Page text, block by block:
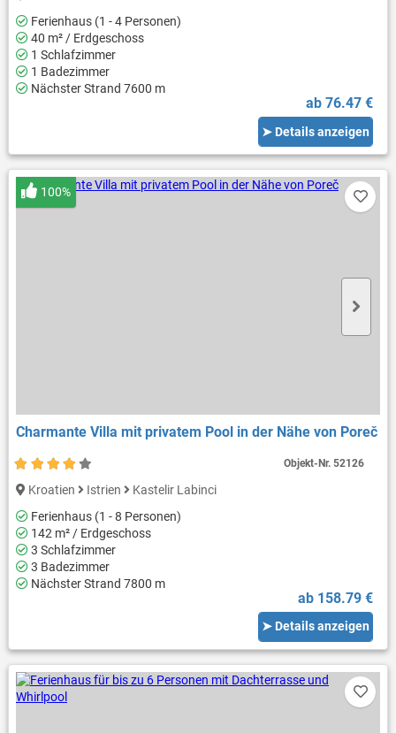
Ferienhaus (1 - 4 Personen)
40 m² / Erdgeschoss
1 Schlafzimmer
1 Badezimmer
Nächster Strand 7600 m
ab 76.47 €
➤ Details anzeigen
Charmante Villa mit privatem Pool in der Nähe von Poreč
100%
Kroatien Istrien
Kastelir Labinci
Ferienhaus (1 - 8 Personen)
142 m² / Erdgeschoss
3 Schlafzimmer
3 Badezimmer
Nächster Strand 7800 m
ab 158.79 €
➤ Details anzeigen
Objekt-Nr.52126